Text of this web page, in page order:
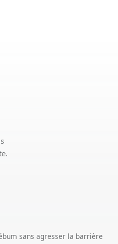
sans agresser la barrière